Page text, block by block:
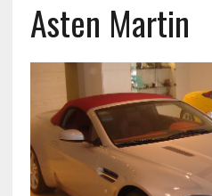
Asten Martin